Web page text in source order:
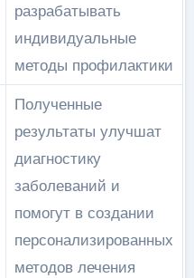
разрабатывать
индивидуальные
методы профилактики
Полученные
результаты улучшат
диагностику
заболеваний и
помогут в создании
персонализированных
методов лечения